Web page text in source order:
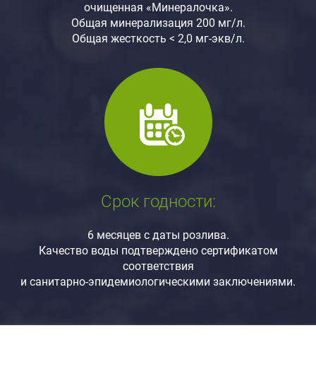
очищенная «Минералочка».
Общая минерализация 200 мг/л.
Общая жесткость < 2,0 мг-экв/л.
Срок годности:
6 месяцев с даты розлива.
Качество воды подтверждено сертификатом
соответствия
и санитарно-эпидемиологическими заключениями.